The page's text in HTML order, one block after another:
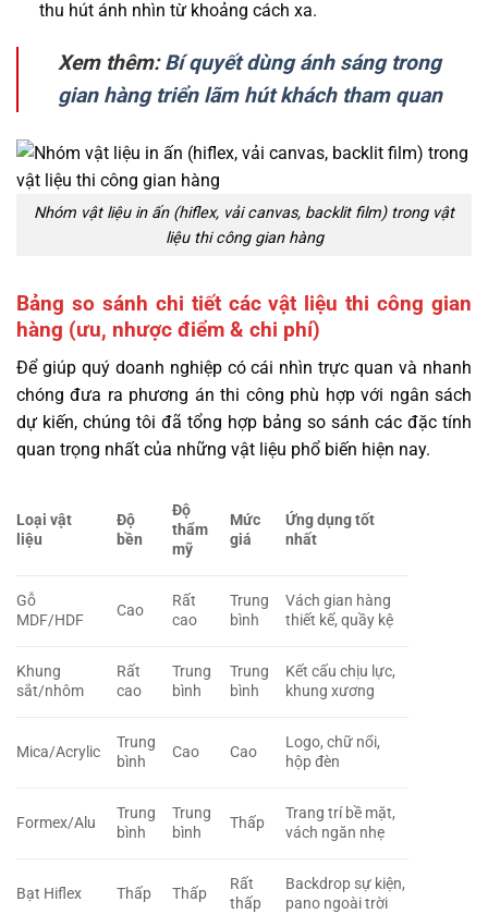
thu hút ánh nhìn từ khoảng cách xa.
Xem thêm:Bí quyết dùng ánh sáng trong
gian hàng triển lãm hút khách tham quan
Nhóm vật liệu in ấn (hiflex, vải canvas, backlit film) trong vật
liệu thi công gian hàng
Bảng so sánh chi tiết các vật liệu thi công gian
hàng (ưu, nhược điểm & chi phí)
Để giúp quý doanh nghiệp có cái nhìn trực quan và nhanh
chóng đưa ra phương án thi công phù hợp với ngân sách
dự kiến, chúng tôi đã tổng hợp bảng so sánh các đặc tính
quan trọng nhất của những vật liệu phổ biến hiện nay.
Loại vật
liệu
Độ
bền
Độ
thẩm
mỹ
Mức
giá
Ứng dụng tốt
nhất
Gỗ
MDF/HDF
Cao
Rất
cao
Trung
bình
Vách gian hàng
thiết kế, quầy kệ
Khung
sắt/nhôm
Rất
cao
Trung
bình
Trung
bình
Kết cấu chịu lực,
khung xương
Mica/Acrylic
Trung
bình
Cao Cao
Logo, chữ nổi,
hộp đèn
Formex/Alu
Trung
bình
Trung
bình
Thấp
Trang trí bề mặt,
vách ngăn nhẹ
Bạt Hiflex Thấp Thấp
Rất
thấp
Backdrop sự kiện,
pano ngoài trời